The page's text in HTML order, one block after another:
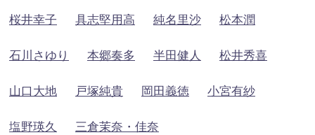
桜井幸子 具志堅用高 純名里沙 松本潤
石川さゆり 本郷奏多 半田健人 松井秀喜
山口大地 戸塚純貴 岡田義徳 小宮有紗
塩野瑛久 三倉茉奈・佳奈